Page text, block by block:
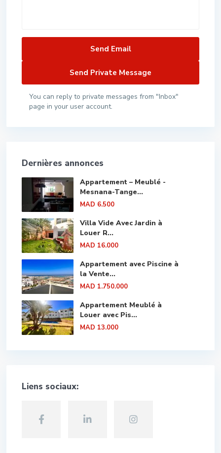
You can reply to private messages from "Inbox"
page in your user account.
Dernières annonces
Appartement – Meublé -
Mesnana-Tange...
MAD 6.500
Villa Vide Avec Jardin à
Louer R...
MAD 16.000
Appartement avec Piscine à
la Vente...
MAD 1.750.000
Appartement Meublé à
Louer avec Pis...
MAD 13.000
Liens sociaux: